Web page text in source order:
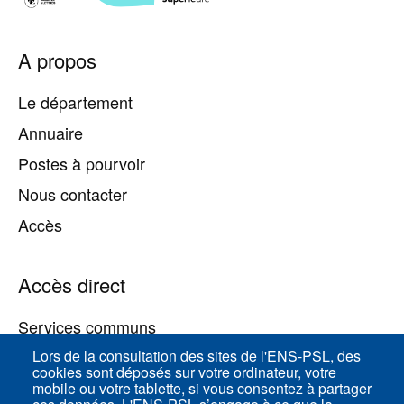
Lors de la consultation des sites de l'ENS-PSL, des
cookies sont déposés sur votre ordinateur, votre
mobile ou votre tablette, si vous consentez à partager
Pied
de
A propos
Le département
Annuaire
Postes à pourvoir
Nous contacter
Accès
Accès direct
Services communs
ENS-PSL Physique